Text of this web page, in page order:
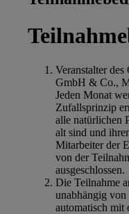
Veranstalter
GmbH & Co.,
Jeden Monat
Zufallsprinzip
alle natürlichen
alt sind und
Mitarbeiter der
von der
ausgeschlossen.
Die Teilnahme
unabhängig
automatisch mit